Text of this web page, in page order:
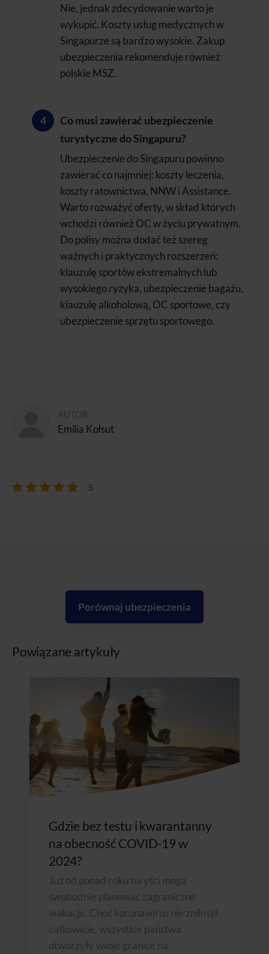
Nie, jednak zdecydowanie warto je
wykupić. Koszty usług medycznych w
Singapurze są bardzo wysokie. Zakup
ubezpieczenia rekomenduje również
polskie MSZ.
Co musi zawierać ubezpieczenie
turystyczne do Singapuru?
Ubezpieczenie do Singapuru powinno
zawierać co najmniej: koszty leczenia,
koszty ratownictwa, NNW i Assistance.
Warto rozważyć oferty, w skład których
wchodzi również OC w życiu prywatnym.
Do polisy można dodać też szereg
ważnych i praktycznych rozszerzeń:
klauzulę sportów ekstremalnych lub
wysokiego ryzyka, ubezpieczenie bagażu,
klauzulę alkoholową, OC sportowe, czy
ubezpieczenie sprzętu sportowego.
AUTOR
Emilia Kołsut
5
Porównaj ubezpieczenia
Powiązane artykuły
Gdzie bez testu i kwarantanny
na obecność COVID-19 w
2024?
Już od ponad roku turyści mogą
swobodnie planować zagraniczne
wakacje. Choć koronawirus nie zniknął
całkowicie, wszystkie państwa
otworzyły swoje granice na